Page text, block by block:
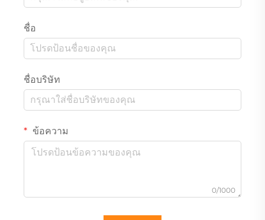
ชื่อ
ชื่อบริษัท
ข้อความ
0/1000